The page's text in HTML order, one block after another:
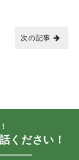
次の記事
ください！